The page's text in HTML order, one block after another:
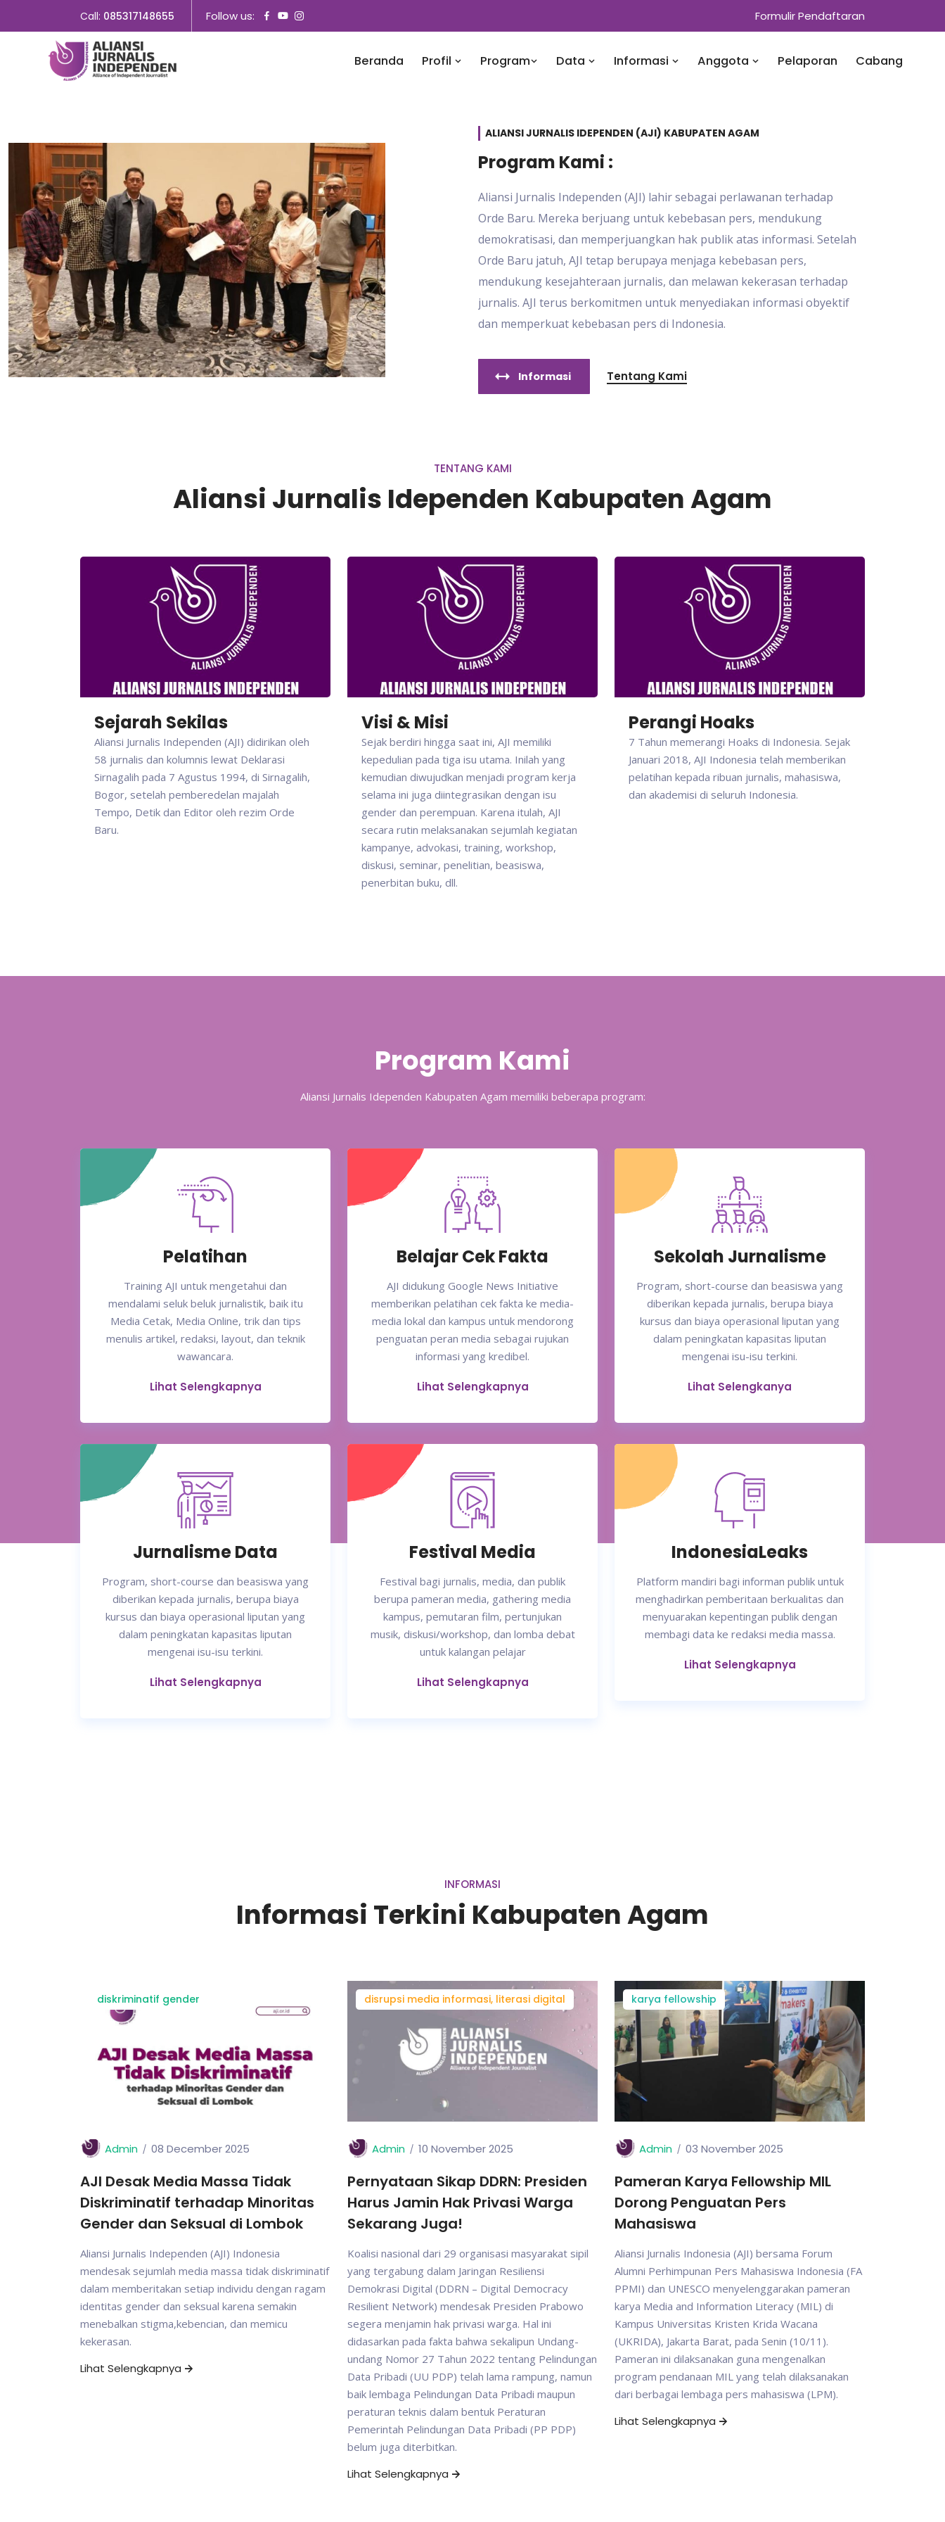
Call: 085317148655 Follow us: Formulir Pendaftaran
Beranda Profil Program Data Informasi Anggota Pelaporan Cabang
ALIANSI JURNALIS IDEPENDEN (AJI) KABUPATEN AGAM
Program Kami :
Aliansi Jurnalis Independen (AJI) lahir sebagai perlawanan terhadap
Orde Baru. Mereka berjuang untuk kebebasan pers, mendukung
demokratisasi, dan memperjuangkan hak publik atas informasi. Setelah
Orde Baru jatuh, AJI tetap berupaya menjaga kebebasan pers,
mendukung kesejahteraan jurnalis, dan melawan kekerasan terhadap
jurnalis. AJI terus berkomitmen untuk menyediakan informasi obyektif
dan memperkuat kebebasan pers di Indonesia.
Informasi Tentang Kami
TENTANG KAMI
Aliansi Jurnalis Idependen Kabupaten Agam
Sejarah Sekilas
Aliansi Jurnalis Independen (AJI) didirikan oleh
58 jurnalis dan kolumnis lewat Deklarasi
Sirnagalih pada 7 Agustus 1994, di Sirnagalih,
Bogor, setelah pemberedelan majalah
Tempo, Detik dan Editor oleh rezim Orde
Baru.
Visi & Misi
Sejak berdiri hingga saat ini, AJI memiliki
kepedulian pada tiga isu utama. Inilah yang
kemudian diwujudkan menjadi program kerja
selama ini juga diintegrasikan dengan isu
gender dan perempuan. Karena itulah, AJI
secara rutin melaksanakan sejumlah kegiatan
kampanye, advokasi, training, workshop,
diskusi, seminar, penelitian, beasiswa,
penerbitan buku, dll.
Perangi Hoaks
7 Tahun memerangi Hoaks di Indonesia. Sejak
Januari 2018, AJI Indonesia telah memberikan
pelatihan kepada ribuan jurnalis, mahasiswa,
dan akademisi di seluruh Indonesia.
Program Kami
Aliansi Jurnalis Idependen Kabupaten Agam memiliki beberapa program:
Pelatihan
Training AJI untuk mengetahui dan
mendalami seluk beluk jurnalistik, baik itu
Media Cetak, Media Online, trik dan tips
menulis artikel, redaksi, layout, dan teknik
wawancara.
Lihat Selengkapnya
Belajar Cek Fakta
AJI didukung Google News Initiative
memberikan pelatihan cek fakta ke media-
media lokal dan kampus untuk mendorong
penguatan peran media sebagai rujukan
informasi yang kredibel.
Lihat Selengkapnya
Sekolah Jurnalisme
Program, short-course dan beasiswa yang
diberikan kepada jurnalis, berupa biaya
kursus dan biaya operasional liputan yang
dalam peningkatan kapasitas liputan
mengenai isu-isu terkini.
Lihat Selengkanya
Jurnalisme Data
Program, short-course dan beasiswa yang
diberikan kepada jurnalis, berupa biaya
kursus dan biaya operasional liputan yang
dalam peningkatan kapasitas liputan
mengenai isu-isu terkini.
Lihat Selengkapnya
Festival Media
Festival bagi jurnalis, media, dan publik
berupa pameran media, gathering media
kampus, pemutaran film, pertunjukan
musik, diskusi/workshop, dan lomba debat
untuk kalangan pelajar
Lihat Selengkapnya
IndonesiaLeaks
Platform mandiri bagi informan publik untuk
menghadirkan pemberitaan berkualitas dan
menyuarakan kepentingan publik dengan
membagi data ke redaksi media massa.
Lihat Selengkapnya
INFORMASI
Informasi Terkini Kabupaten Agam
diskriminatif gender
Admin 08 December 2025
AJI Desak Media Massa Tidak
Diskriminatif terhadap Minoritas
Gender dan Seksual di Lombok
Aliansi Jurnalis Independen (AJI) Indonesia
mendesak sejumlah media massa tidak diskriminatif
dalam memberitakan setiap individu dengan ragam
identitas gender dan seksual karena semakin
menebalkan stigma,kebencian, dan memicu
kekerasan.
Lihat Selengkapnya
disrupsi media informasi, literasi digital
Admin 10 November 2025
Pernyataan Sikap DDRN: Presiden
Harus Jamin Hak Privasi Warga
Sekarang Juga!
Koalisi nasional dari 29 organisasi masyarakat sipil
yang tergabung dalam Jaringan Resiliensi
Demokrasi Digital (DDRN – Digital Democracy
Resilient Network) mendesak Presiden Prabowo
segera menjamin hak privasi warga. Hal ini
didasarkan pada fakta bahwa sekalipun Undang-
undang Nomor 27 Tahun 2022 tentang Pelindungan
Data Pribadi (UU PDP) telah lama rampung, namun
baik lembaga Pelindungan Data Pribadi maupun
peraturan teknis dalam bentuk Peraturan
Pemerintah Pelindungan Data Pribadi (PP PDP)
belum juga diterbitkan.
Lihat Selengkapnya
karya fellowship
Admin 03 November 2025
Pameran Karya Fellowship MIL
Dorong Penguatan Pers
Mahasiswa
Aliansi Jurnalis Indonesia (AJI) bersama Forum
Alumni Perhimpunan Pers Mahasiswa Indonesia (FA
PPMI) dan UNESCO menyelenggarakan pameran
karya Media and Information Literacy (MIL) di
Kampus Universitas Kristen Krida Wacana
(UKRIDA), Jakarta Barat, pada Senin (10/11).
Pameran ini dilaksanakan guna mengenalkan
program pendanaan MIL yang telah dilaksanakan
dari berbagai lembaga pers mahasiswa (LPM).
Lihat Selengkapnya